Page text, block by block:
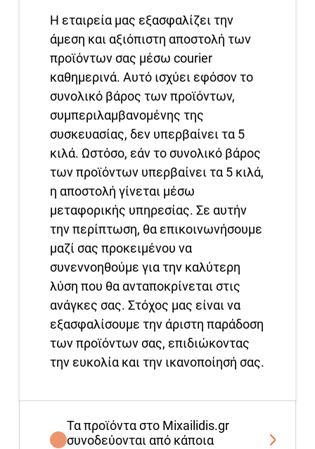
Η εταιρεία μας εξασφαλίζει την
άμεση και αξιόπιστη αποστολή των
προϊόντων σας μέσω courier
καθημερινά. Αυτό ισχύει εφόσον το
συνολικό βάρος των προϊόντων,
συμπεριλαμβανομένης της
συσκευασίας, δεν υπερβαίνει τα 5
κιλά. Ωστόσο, εάν το συνολικό βάρος
των προϊόντων υπερβαίνει τα 5 κιλά,
η αποστολή γίνεται μέσω
μεταφορικής υπηρεσίας. Σε αυτήν
την περίπτωση, θα επικοινωνήσουμε
μαζί σας προκειμένου να
συνεννοηθούμε για την καλύτερη
λύση που θα ανταποκρίνεται στις
ανάγκες σας. Στόχος μας είναι να
εξασφαλίσουμε την άριστη παράδοση
των προϊόντων σας, επιδιώκοντας
την ευκολία και την ικανοποίησή σας.
Τα προϊόντα στο Mixailidis.gr
συνοδεύονται από κάποια